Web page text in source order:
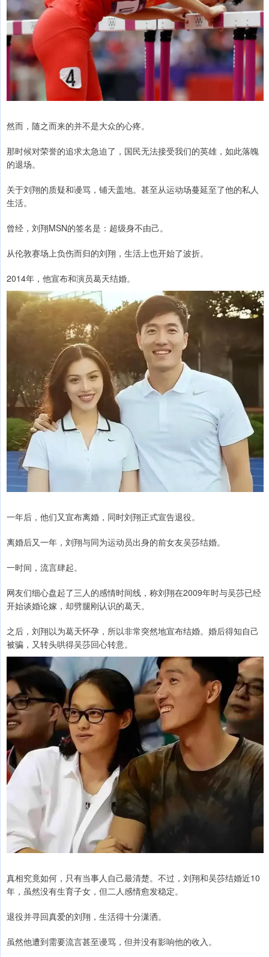
然而，随之而来的并不是大众的心疼。
那时候对荣誉的追求太急迫了，国民无法接受我们的英雄，如此落魄
的退场。
关于刘翔的质疑和谩骂，铺天盖地。甚至从运动场蔓延至了他的私人
生活。
曾经，刘翔MSN的签名是：超级身不由己。
从伦敦赛场上负伤而归的刘翔，生活上也开始了波折。
2014年，他宣布和演员葛天结婚。
一年后，他们又宣布离婚，同时刘翔正式宣告退役。
离婚后又一年，刘翔与同为运动员出身的前女友吴莎结婚。
一时间，流言肆起。
网友们细心盘起了三人的感情时间线，称刘翔在2009年时与吴莎已经
开始谈婚论嫁，却劈腿刚认识的葛天。
之后，刘翔以为葛天怀孕，所以非常突然地宣布结婚。婚后得知自己
被骗，又转头哄得吴莎回心转意。
真相究竟如何，只有当事人自己最清楚。不过，刘翔和吴莎结婚近10
年，虽然没有生育子女，但二人感情愈发稳定。
退役并寻回真爱的刘翔，生活得十分潇洒。
虽然他遭到需要流言甚至谩骂，但并没有影响他的收入。